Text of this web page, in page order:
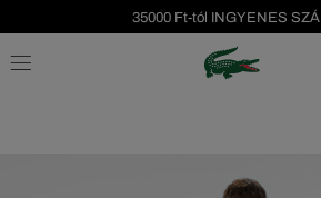
35000 Ft-tól INGYENES
Szezonális leárazás akár -